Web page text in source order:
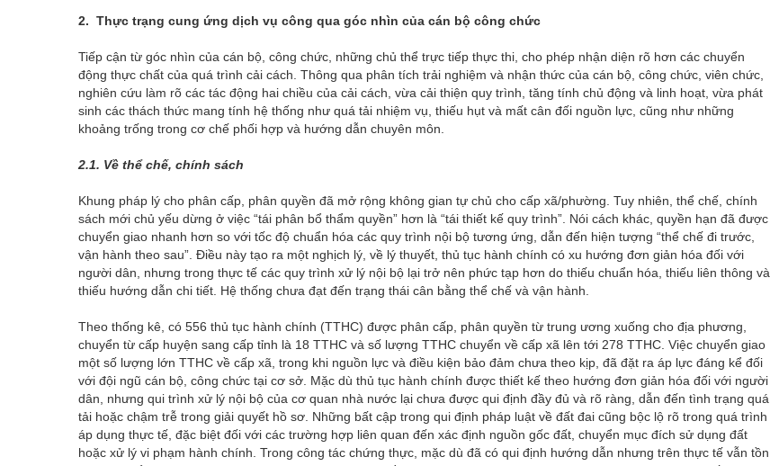
2. Thực trạng cung ứng dịch vụ công qua góc nhìn của cán bộ công chức
Tiếp cận từ góc nhìn của cán bộ, công chức, những chủ thể trực tiếp thực thi, cho phép nhận diện rõ hơn các chuyển
động thực chất của quá trình cải cách. Thông qua phân tích trải nghiệm và nhận thức của cán bộ, công chức, viên chức,
nghiên cứu làm rõ các tác động hai chiều của cải cách, vừa cải thiện quy trình, tăng tính chủ động và linh hoạt, vừa phát
sinh các thách thức mang tính hệ thống như quá tải nhiệm vụ, thiếu hụt và mất cân đối nguồn lực, cũng như những
khoảng trống trong cơ chế phối hợp và hướng dẫn chuyên môn.
2.1. Về thể chế, chính sách
Khung pháp lý cho phân cấp, phân quyền đã mở rộng không gian tự chủ cho cấp xã/phường. Tuy nhiên, thể chế, chính
sách mới chủ yếu dừng ở việc “tái phân bổ thẩm quyền” hơn là “tái thiết kế quy trình”. Nói cách khác, quyền hạn đã được
chuyển giao nhanh hơn so với tốc độ chuẩn hóa các quy trình nội bộ tương ứng, dẫn đến hiện tượng “thể chế đi trước,
vận hành theo sau”. Điều này tạo ra một nghịch lý, về lý thuyết, thủ tục hành chính có xu hướng đơn giản hóa đối với
người dân, nhưng trong thực tế các quy trình xử lý nội bộ lại trở nên phức tạp hơn do thiếu chuẩn hóa, thiếu liên thông và
thiếu hướng dẫn chi tiết. Hệ thống chưa đạt đến trạng thái cân bằng thể chế và vận hành.
Theo thống kê, có 556 thủ tục hành chính (TTHC) được phân cấp, phân quyền từ trung ương xuống cho địa phương,
chuyển từ cấp huyện sang cấp tỉnh là 18 TTHC và số lượng TTHC chuyển về cấp xã lên tới 278 TTHC. Việc chuyển giao
một số lượng lớn TTHC về cấp xã, trong khi nguồn lực và điều kiện bảo đảm chưa theo kịp, đã đặt ra áp lực đáng kể đối
với đội ngũ cán bộ, công chức tại cơ sở. Mặc dù thủ tục hành chính được thiết kế theo hướng đơn giản hóa đối với người
dân, nhưng qui trình xử lý nội bộ của cơ quan nhà nước lại chưa được qui định đầy đủ và rõ ràng, dẫn đến tình trạng quá
tải hoặc chậm trễ trong giải quyết hồ sơ. Những bất cập trong qui định pháp luật về đất đai cũng bộc lộ rõ trong quá trình
áp dụng thực tế, đặc biệt đối với các trường hợp liên quan đến xác định nguồn gốc đất, chuyển mục đích sử dụng đất
hoặc xử lý vi phạm hành chính. Trong công tác chứng thực, mặc dù đã có qui định hướng dẫn nhưng trên thực tế vẫn tồn